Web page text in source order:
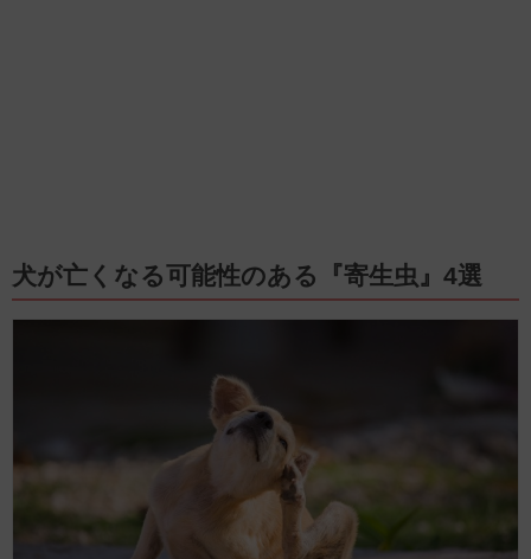
犬が亡くなる可能性のある『寄生虫』4選